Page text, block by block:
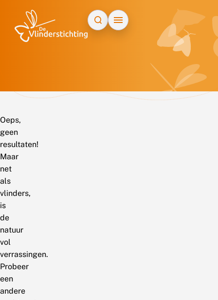
Oeps,
geen
resultaten!
Maar
net
als
vlinders,
is
de
natuur
vol
verrassingen.
Probeer
een
andere